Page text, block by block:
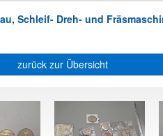
Schleif- Dreh- und
zurück zur Übersicht